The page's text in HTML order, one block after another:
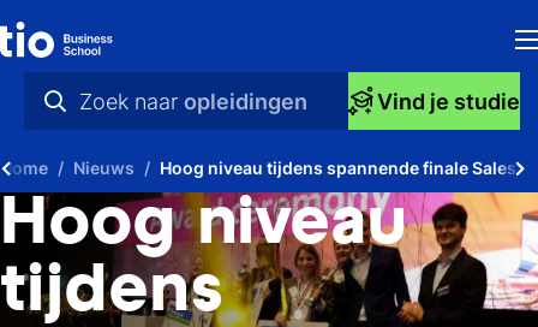
Zoek naar opleidingen
videos
nieuws
opleidingen
Vind je studie
Home Nieuws Hoog niveau tijdens spannende finale
Hoog niveau
tijdens